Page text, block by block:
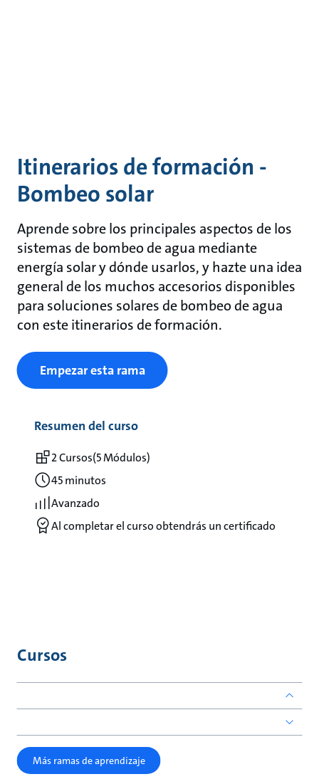
Itinerarios de formación -
Bombeo solar
Aprende sobre los principales aspectos de los
sistemas de bombeo de agua mediante
energía solar y dónde usarlos, y hazte una idea
general de los muchos accesorios disponibles
para soluciones solares de bombeo de agua
con este itinerarios de formación.
Empezar esta rama
Resumen del curso
2 Cursos(5 Módulos)
45 minutos
Avanzado
Al completar el curso obtendrás un certificado
Cursos
Más ramas de aprendizaje